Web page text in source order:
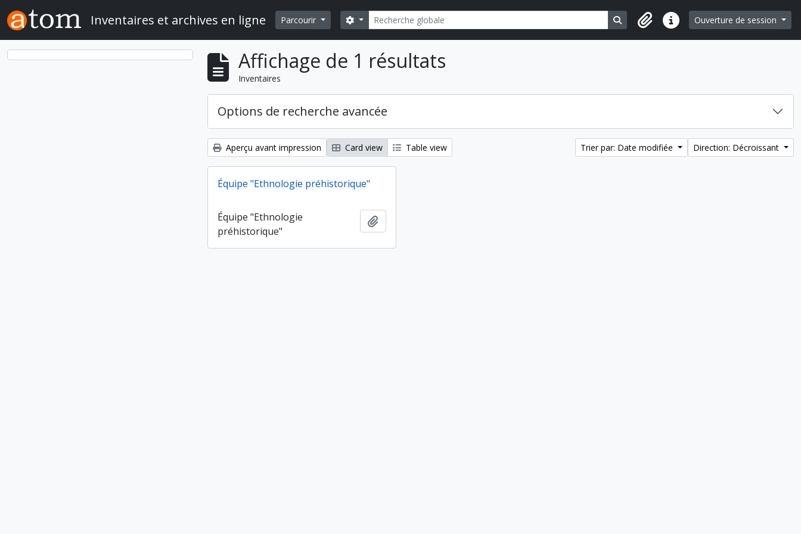
Skip to main content
Inventaires et archives en ligne Parcourir Rechercher
Search options Search in browse page
Liens rapidesOuverture de session
Affichage de 1 résultats
Inventaires
Options de recherche avancée
Aperçu avant impression Card view Table view Trier par: Date modifiée Direction: Décroissant
Équipe "Ethnologie préhistorique"
Équipe "Ethnologie
préhistorique"